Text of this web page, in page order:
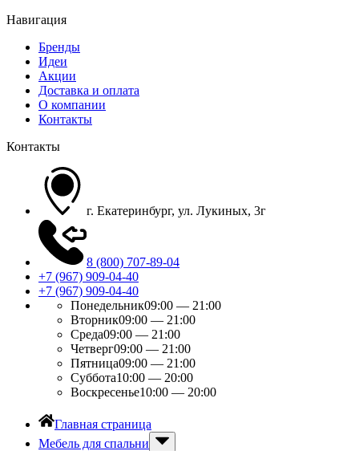
Навигация
Бренды
Идеи
Акции
Доставка и оплата
О компании
Контакты
Контакты
г. Екатеринбург, ул. Лукиных, 3г
8 (800) 707-89-04
+7 (967) 909-04-40
+7 (967) 909-04-40
Понедельник09:00 — 21:00
Вторник09:00 — 21:00
Среда09:00 — 21:00
Четверг09:00 — 21:00
Пятница09:00 — 21:00
Суббота10:00 — 20:00
Воскресенье10:00 — 20:00
Главная страница
Мебель для спальни